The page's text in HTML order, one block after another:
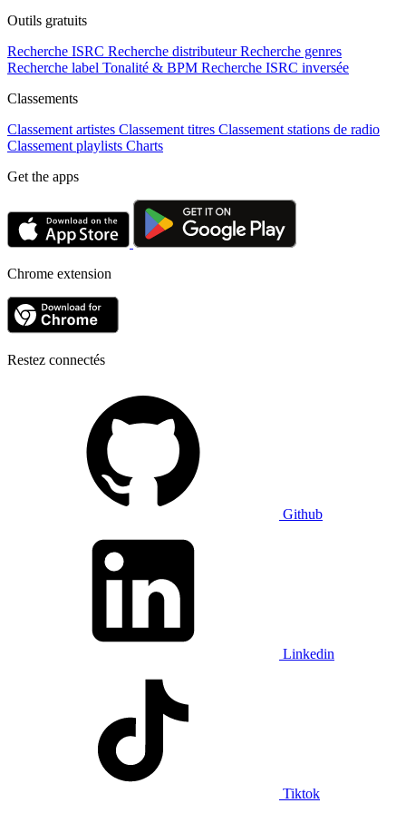
Outils gratuits
Recherche ISRC Recherche distributeur Recherche genres
Recherche label Tonalité & BPM Recherche ISRC inversée
Classements
Classement artistes Classement titres Classement stations de radio
Classement playlists Charts
Get the apps
Chrome extension
Restez connectés
Github
Linkedin
Tiktok